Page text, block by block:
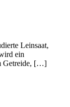
Leinsaat,
ein
Getreide, […]